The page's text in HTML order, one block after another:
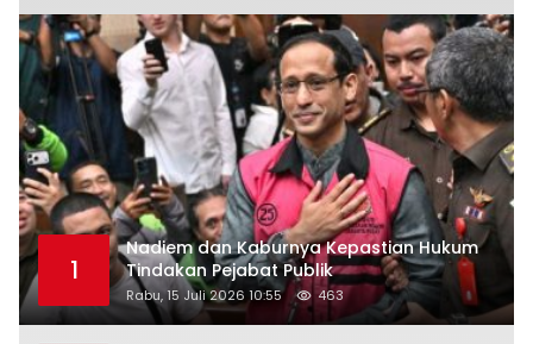
1
Nadiem dan Kaburnya Kepastian Hukum
Tindakan Pejabat Publik
Rabu, 15 Juli 2026 10:55 463